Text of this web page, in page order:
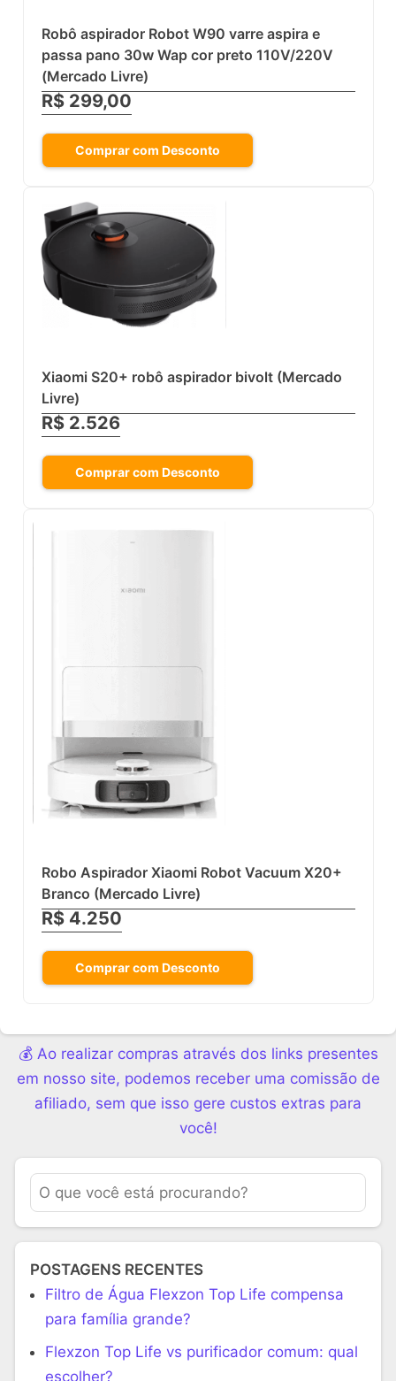
Robô aspirador Robot W90 varre aspira e
passa pano 30w Wap cor preto 110V/220V
(Mercado Livre)
R$ 299,00
Comprar com Desconto
Xiaomi S20+ robô aspirador bivolt (Mercado
Livre)
R$ 2.526
Comprar com Desconto
Robo Aspirador Xiaomi Robot Vacuum X20+
Branco (Mercado Livre)
R$ 4.250
Comprar com Desconto
💰 Ao realizar compras através dos links presentes
em nosso site, podemos receber uma comissão de
afiliado, sem que isso gere custos extras para
você!
POSTAGENS RECENTES
Filtro de Água Flexzon Top Life compensa
para família grande?
Flexzon Top Life vs purificador comum: qual
escolher?